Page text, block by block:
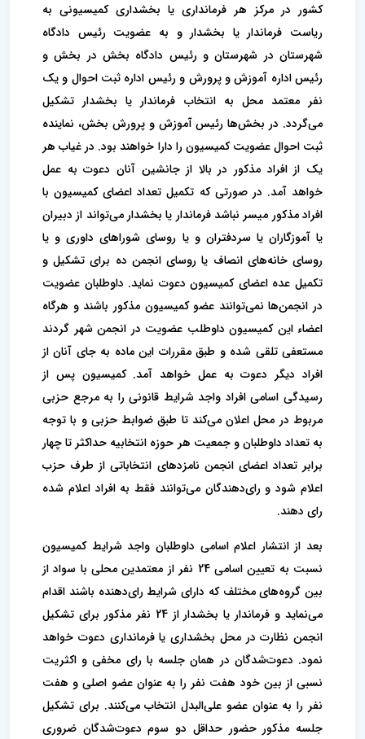
کشور در مرکز هر فرمانداری یا بخشداری کمیسیونی به
ریاست فرماندار یا بخشدار و به عضویت رئیس دادگاه
شهرستان در شهرستان و‌ رئیس دادگاه بخش در بخش و
رئیس اداره آموزش و پرورش و رئیس اداره ثبت احوال و یک
نفر معتمد محل به انتخاب فرماندار یا بخشدار تشکیل
می‌گردد. در بخش‌ها رئیس آموزش و پرورش بخش، نماینده
ثبت احوال عضویت کمیسیون را دارا خواهند بود. در غیاب هر
یک از افراد مذکور در بالا از‌ جانشین آنان دعوت به عمل
خواهد آمد. در صورتی که تکمیل تعداد اعضای کمیسیون با
افراد مذکور میسر نباشد فرماندار یا بخشدار می‌تواند از دبیران
یا آموزگاران یا سردفتران و یا روسای شوراهای داوری و یا
روسای خانه‌های انصاف یا روسای انجمن ده برای تشکیل و
تکمیل عده اعضای کمیسیون دعوت نماید. داوطلبان عضویت
در انجمن‌ها نمی‌توانند عضو کمیسیون مذکور باشند و هرگاه
اعضاء این کمیسیون داوطلب عضویت در انجمن شهر‌ گردند
مستعفی تلقی شده و طبق مقررات این ماده به جای آنان از
افراد دیگر دعوت به عمل خواهد آمد. کمیسیون پس از
رسیدگی اسامی افراد واجد‌ شرایط قانونی را به مرجع حزبی
مربوط در محل اعلان می‌کند تا طبق ضوابط حزبی و با توجه
به تعداد داوطلبان و جمعیت هر حوزه انتخابیه حداکثر تا چهار
برابر تعداد اعضای انجمن نامزدهای انتخاباتی از طرف حزب
اعلام شود و رای‌دهندگان می‌توانند فقط به افراد اعلام شده
رای دهند.
‌بعد از انتشار اعلام اسامی داوطلبان واجد شرایط کمیسیون
نسبت به تعیین اسامی 24 نفر از معتمدین محلی با سواد از
بین گروه‌های مختلف که دارای شرایط رای‌دهنده باشند اقدام
می‌نماید و فرماندار یا بخشدار از 24 نفر مذکور برای تشکیل
انجمن نظارت در محل بخشداری یا فرمانداری دعوت خواهد
نمود. دعوت‌شدگان در همان جلسه با رای مخفی و اکثریت
نسبی از بین خود هفت نفر را به عنوان عضو اصلی و هفت
نفر را به عنوان عضو علی‌البدل انتخاب می‌کنند. برای تشکیل
جلسه مذکور حضور حداقل دو سوم دعوت‌شدگان ضروری